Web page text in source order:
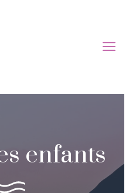
enfants